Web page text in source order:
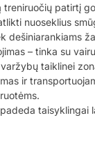
treniruočių patirtį
nuoseklius
dešiniarankiams
– tinka su
taiklinei
ir
taisyklingai